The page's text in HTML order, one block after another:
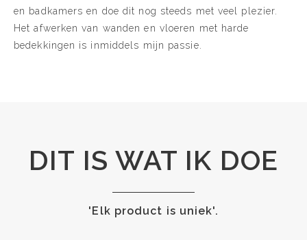
en badkamers en doe dit nog steeds met veel plezier.
Het afwerken van wanden en vloeren met harde
bedekkingen is inmiddels mijn passie.
DIT IS WAT IK DOE
'Elk product is uniek'.